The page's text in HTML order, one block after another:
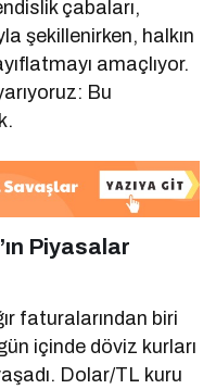
çabaları,
şekillenirken, halkın
amaçlıyor.
Bu
Piyasalar
faturalarından biri
içinde döviz kurları
Dolar/TL kuru